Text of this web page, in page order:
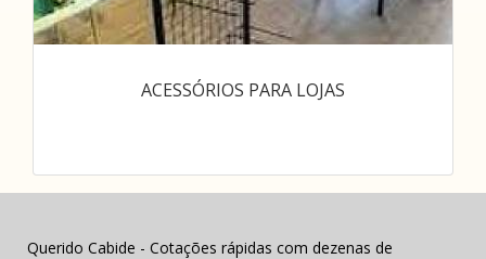
ACESSÓRIOS PARA LOJAS
Querido Cabide - Cotações rápidas com dezenas de